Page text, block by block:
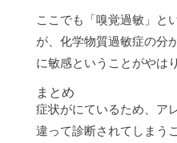
ここでも「嗅覚過敏」と
が、化学物質過敏症の分
に敏感ということがやは
まとめ
症状がにているため、ア
違って診断されてしまう